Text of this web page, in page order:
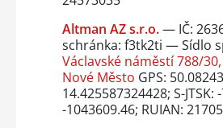
Altman AZ s.r.o.— IČ:
schránka: f3tk2ti — Sídlo
Václavské náměstí 788/
Nové Město GPS:
14.425587324428; S-JTSK:
-1043609.46; RUIAN: